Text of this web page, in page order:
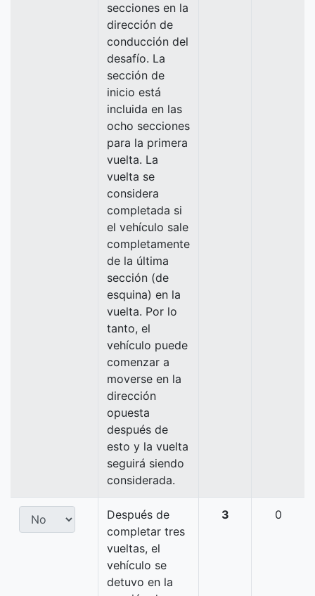
secciones en la
dirección de
conducción del
desafío. La
sección de
inicio está
incluida en las
ocho secciones
para la primera
vuelta. La
vuelta se
considera
completada si
el vehículo sale
completamente
de la última
sección (de
esquina) en la
vuelta. Por lo
tanto, el
vehículo puede
comenzar a
moverse en la
dirección
opuesta
después de
esto y la vuelta
seguirá siendo
considerada.
Después de
completar tres
vueltas, el
vehículo se
detuvo en la
3 0